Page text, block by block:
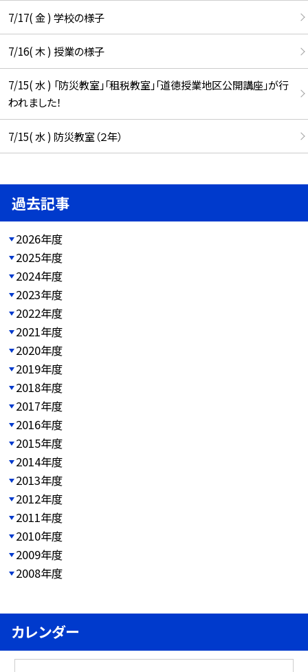
7/17( 金 ) 学校の様子
7/16( 木 ) 授業の様子
7/15( 水 ) 「防災教室」「租税教室」「道徳授業地区公開講座」が行
われました！
7/15( 水 ) 防災教室（２年）
過去記事
2026年度
2025年度
2024年度
2023年度
2022年度
2021年度
2020年度
2019年度
2018年度
2017年度
2016年度
2015年度
2014年度
2013年度
2012年度
2011年度
2010年度
2009年度
2008年度
カレンダー